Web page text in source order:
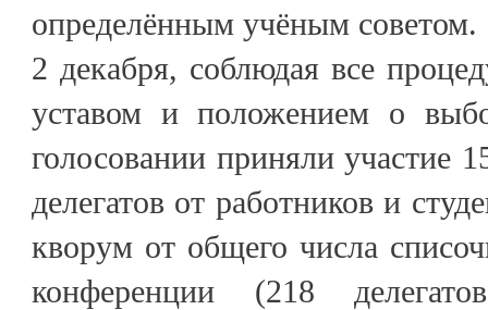
определённым учёным советом.
2 декабря, соблюдая все
уставом и положением о
голосовании приняли участие
делегатов от работников и
кворум от общего числа
конференции (218